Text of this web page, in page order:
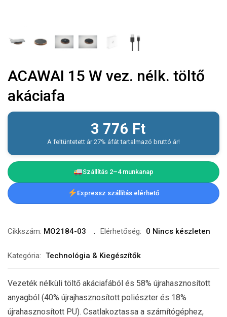
ACAWAI 15 W vez. nélk. töltő
akáciafa
3 776 Ft
A feltüntetett ár 27% áfát tartalmazó bruttó ár!
Szállítás 2–4 munkanap
Expressz szállítás elérhető
Cikkszám: MO2184-03 Elérhetőség: 0 Nincs készleten
Kategória: Technológia & Kiegészítők
Vezeték nélküli töltő akáciafából és 58% újrahasznosított
anyagból (40% újrajhasznosított poliészter és 18%
újrahasznosított PU). Csatlakoztassa a számítógéphez,